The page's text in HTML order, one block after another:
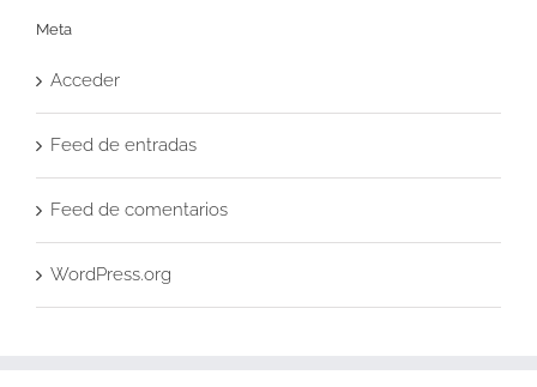
Meta
Acceder
Feed de entradas
Feed de comentarios
WordPress.org